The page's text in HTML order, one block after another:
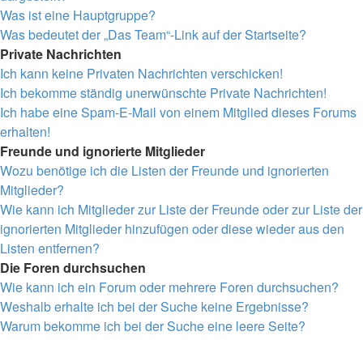
Was ist eine Hauptgruppe?
Was bedeutet der „Das Team“-Link auf der Startseite?
Private Nachrichten
Ich kann keine Privaten Nachrichten verschicken!
Ich bekomme ständig unerwünschte Private Nachrichten!
Ich habe eine Spam-E-Mail von einem Mitglied dieses Forums
erhalten!
Freunde und ignorierte Mitglieder
Wozu benötige ich die Listen der Freunde und ignorierten
Mitglieder?
Wie kann ich Mitglieder zur Liste der Freunde oder zur Liste der
ignorierten Mitglieder hinzufügen oder diese wieder aus den
Listen entfernen?
Die Foren durchsuchen
Wie kann ich ein Forum oder mehrere Foren durchsuchen?
Weshalb erhalte ich bei der Suche keine Ergebnisse?
Warum bekomme ich bei der Suche eine leere Seite?